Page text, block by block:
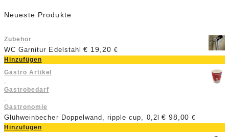
Neueste Produkte
Zubehör
WC Garnitur Edelstahl € 19,20 €
Hinzufügen
Gastro Artikel
Gastrobedarf
Gastronomie
Glühweinbecher Doppelwand, ripple cup, 0,2l € 98,00 €
Hinzufügen